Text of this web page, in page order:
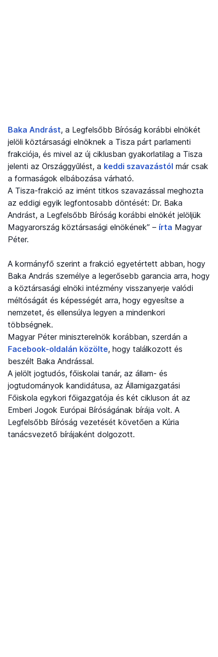
Baka Andrást, a Legfelsőbb Bíróság korábbi elnökét
jelöli köztársasági elnöknek a Tisza párt parlamenti
frakciója, és mivel az új ciklusban gyakorlatilag a Tisza
jelenti az Országgyűlést, a keddi szavazástól már csak
a formaságok elbábozása várható.
A Tisza-frakció az imént titkos szavazással meghozta
az eddigi egyik legfontosabb döntését: Dr. Baka
Andrást, a Legfelsőbb Bíróság korábbi elnökét jelöljük
Magyarország köztársasági elnökének” – írta Magyar
Péter.
A kormányfő szerint a frakció egyetértett abban, hogy
Baka András személye a legerősebb garancia arra, hogy
a köztársasági elnöki intézmény visszanyerje valódi
méltóságát és képességét arra, hogy egyesítse a
nemzetet, és ellensúlya legyen a mindenkori
többségnek.
Magyar Péter miniszterelnök korábban, szerdán a
Facebook-oldalán közölte, hogy találkozott és
beszélt Baka Andrással.
A jelölt jogtudós, főiskolai tanár, az állam- és
jogtudományok kandidátusa, az Államigazgatási
Főiskola egykori főigazgatója és két cikluson át az
Emberi Jogok Európai Bíróságának bírája volt. A
Legfelsőbb Bíróság vezetését követően a Kúria
tanácsvezető bírájaként dolgozott.